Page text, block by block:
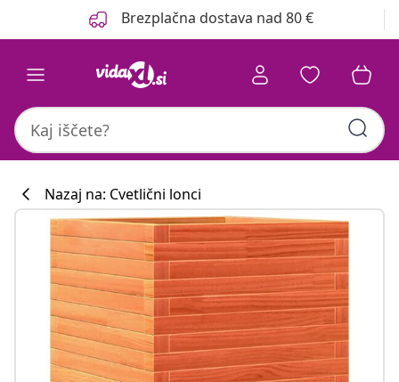
Brezplačna dostava nad 80 €
Nazaj na: Cvetlični lonci